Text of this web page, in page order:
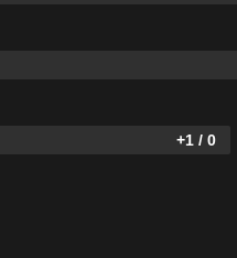
+1 / 0